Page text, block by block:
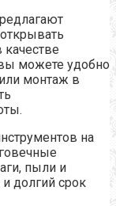
можете удобно
монтаж в
на
пыли и
долгий срок